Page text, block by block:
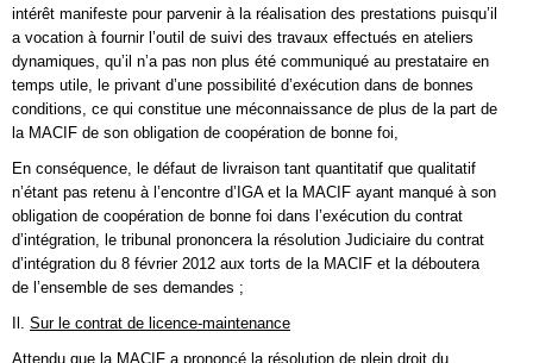
intérêt manifeste pour parvenir à la réalisation des prestations puisqu’il
a vocation à fournir l’outil de suivi des travaux effectués en ateliers
dynamiques, qu’il n’a pas non plus été communiqué au prestataire en
temps utile, le privant d’une possibilité d’exécution dans de bonnes
conditions, ce qui constitue une méconnaissance de plus de la part de
la MACIF de son obligation de coopération de bonne foi,
En conséquence, le défaut de livraison tant quantitatif que qualitatif
n’étant pas retenu à l’encontre d’IGA et la MACIF ayant manqué à son
obligation de coopération de bonne foi dans l’exécution du contrat
d’intégration, le tribunal prononcera la résolution Judiciaire du contrat
d’intégration du 8 février 2012 aux torts de la MACIF et la déboutera
de l’ensemble de ses demandes ;
Il. Sur le contrat de licence-maintenance
Attendu que la MACIF a prononcé la résolution de plein droit du